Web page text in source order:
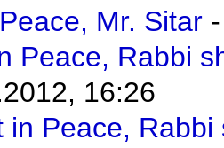
Mr. Sitar
Peace, Rabbi
16:26
in Peace, Rabbi